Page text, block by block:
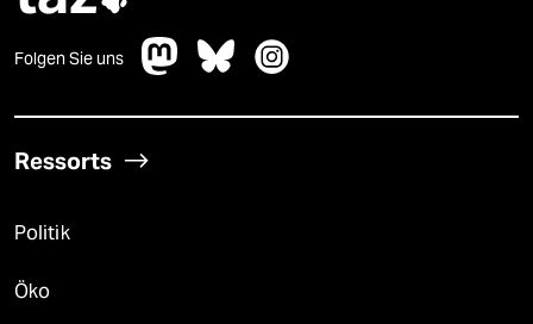
Folgen Sie uns
Ressorts
Politik
Öko